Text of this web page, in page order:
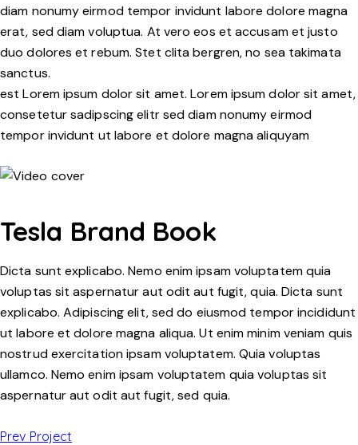
diam nonumy eirmod tempor invidunt labore dolore magna
erat, sed diam voluptua. At vero eos et accusam et justo
duo dolores et rebum. Stet clita bergren, no sea takimata
sanctus.
est Lorem ipsum dolor sit amet. Lorem ipsum dolor sit amet,
consetetur sadipscing elitr sed diam nonumy eirmod
tempor invidunt ut labore et dolore magna aliquyam
Tesla Brand Book
Dicta sunt explicabo. Nemo enim ipsam voluptatem quia
voluptas sit aspernatur aut odit aut fugit, quia. Dicta sunt
explicabo. Adipiscing elit, sed do eiusmod tempor incididunt
ut labore et dolore magna aliqua. Ut enim minim veniam quis
nostrud exercitation ipsam voluptatem. Quia voluptas
ullamco. Nemo enim ipsam voluptatem quia voluptas sit
aspernatur aut odit aut fugit, sed quia.
Prev Project